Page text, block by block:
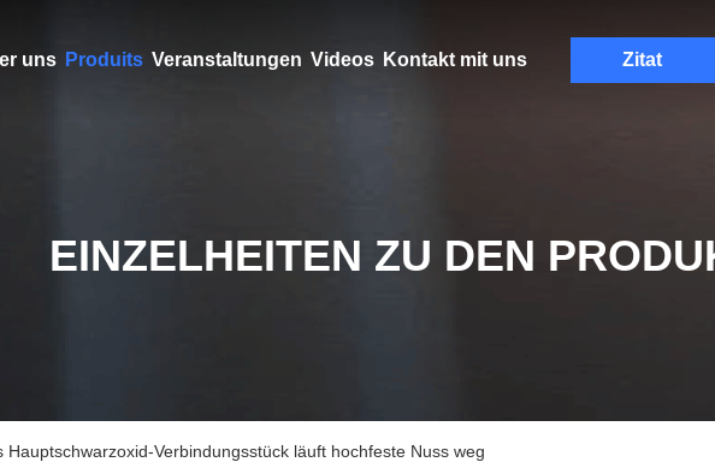
uns Produits Veranstaltungen Videos Kontakt mit uns Zitat
EINZELHEITEN ZU DEN
Hauptschwarzoxid-Verbindungsstück läuft hochfeste Nuss weg